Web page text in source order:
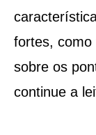
fortes, como
sobre os
continue a